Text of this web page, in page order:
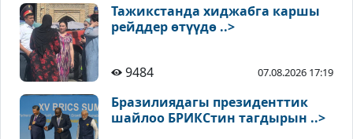
Тажикстанда хиджабга каршы
рейддер өтүүдө ..>
9484 07.08.2026 17:19
Бразилиядагы президенттик
шайлоо БРИКСтин тагдырын ..>